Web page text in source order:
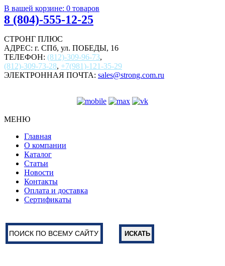
В вашей корзине: 0 товаров
8 (804)-555-12-25
СТРОНГ ПЛЮС
АДРЕС: г. СПб, ул. ПОБЕДЫ, 16
ТЕЛЕФОН: (812)-309-96-73,
(812)-309-73-28, +7(981)-121-35-29
ЭЛЕКТРОННАЯ ПОЧТА: sales@strong.com.ru
МЕНЮ
Главная
О компании
Каталог
Статьи
Новости
Контакты
Оплата и доставка
Сертификаты